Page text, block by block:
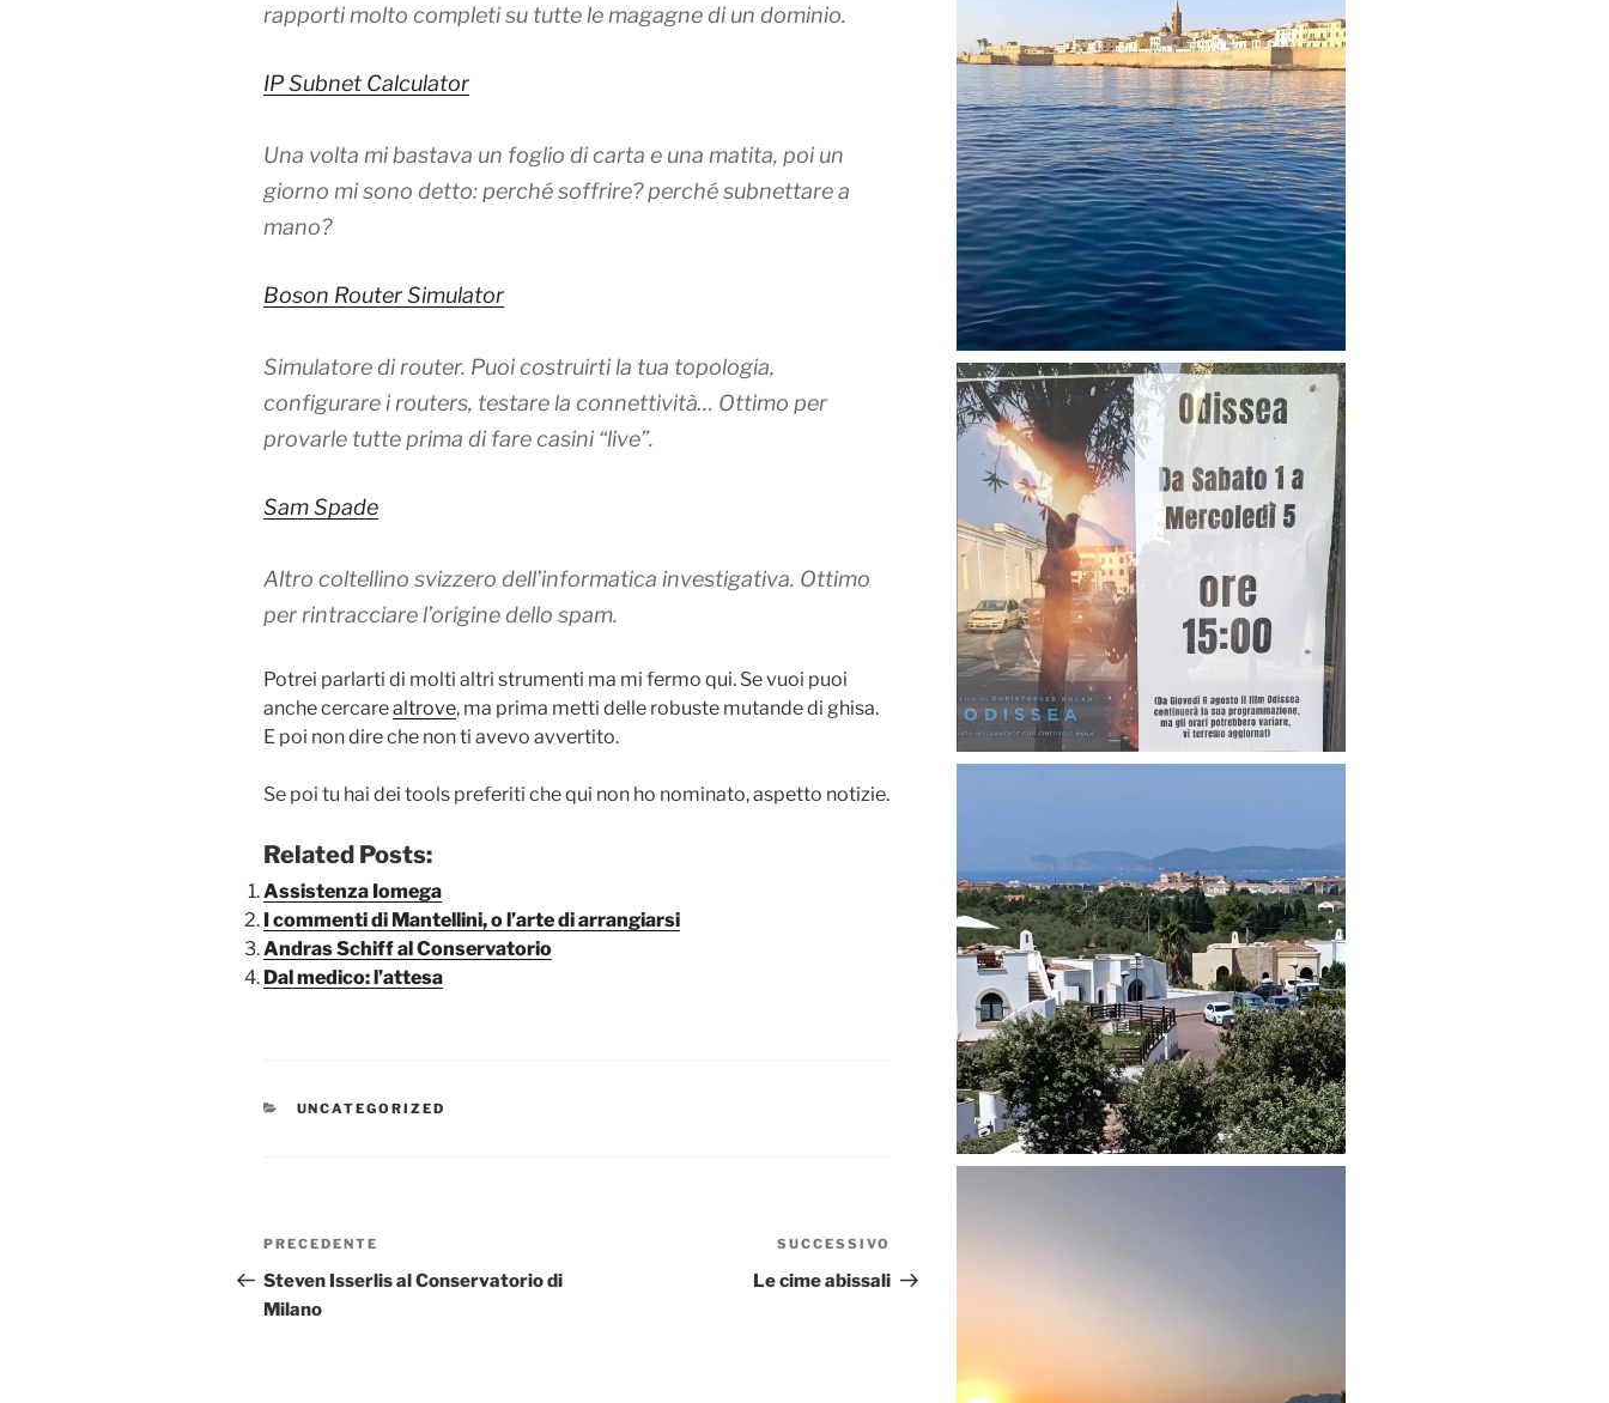
rapporti molto completi su tutte le magagne di un dominio.
IP Subnet Calculator
Una volta mi bastava un foglio di carta e una matita, poi un
giorno mi sono detto: perché soffrire? perché subnettare a
mano?
Boson Router Simulator
Simulatore di router. Puoi costruirti la tua topologia,
configurare i routers, testare la connettività… Ottimo per
provarle tutte prima di fare casini “live”.
Sam Spade
Altro coltellino svizzero dell’informatica investigativa. Ottimo
per rintracciare l’origine dello spam.
Potrei parlarti di molti altri strumenti ma mi fermo qui. Se vuoi puoi
anche cercarealtrove, ma prima metti delle robuste mutande di ghisa.
E poi non dire che non ti avevo avvertito.
Se poi tu hai dei tools preferiti che qui non ho nominato, aspetto notizie.
Related Posts:
Assistenza Iomega
I commenti di Mantellini, o l’arte di arrangiarsi
Andras Schiff al Conservatorio
Dal medico: l’attesa
CATEGORIE
UNCATEGORIZED
Navigazione
articoli
Articolo
precedente:
PRECEDENTE
Steven Isserlis al Conservatorio di
Milano
successivo
SUCCESSIVO
Le cime abissali